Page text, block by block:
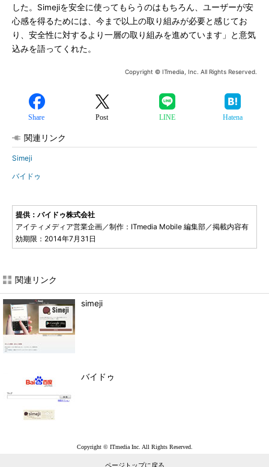
した。Simejiを安全に使ってもらうのはもちろん、ユーザーが安
心感を得るためには、今まで以上の取り組みが必要と感じてお
り、安全性に対するより一層の取り組みを進めています」と意気
込みを語ってくれた。
Copyright © ITmedia, Inc. All Rights Reserved.
Share Post LINE Hatena
関連リンク
Simeji
バイドゥ
提供：バイドゥ株式会社
アイティメディア営業企画／制作：ITmedia Mobile 編集部／掲載内容有
効期限：2014年7月31日
関連リンク
simeji
バイドゥ
Copyright © ITmedia Inc. All Rights Reserved.
ページトップに戻る